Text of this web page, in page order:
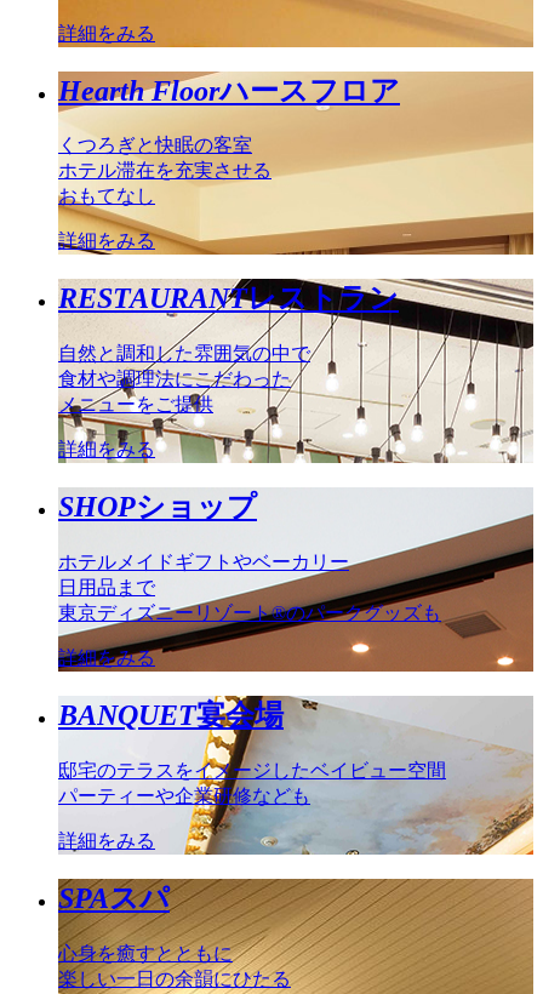
詳細をみる
Hearth Floorハースフロア
くつろぎと快眠の客室
ホテル滞在を充実させる
おもてなし
詳細をみる
RESTAURANTレストラン
自然と調和した雰囲気の中で
食材や調理法にこだわった
メニューをご提供
詳細をみる
SHOPショップ
ホテルメイドギフトやベーカリー
日用品まで
東京ディズニーリゾート®のパークグッズも
詳細をみる
BANQUET宴会場
邸宅のテラスをイメージしたベイビュー空間
パーティーや企業研修なども
詳細をみる
SPAスパ
心身を癒すとともに
楽しい一日の余韻にひたる